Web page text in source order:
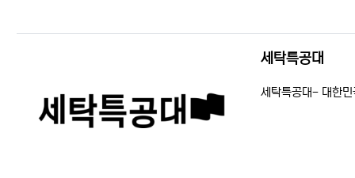
세탁특공대
등록일
조회
세탁특공대- 대한